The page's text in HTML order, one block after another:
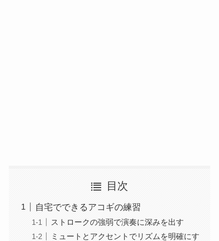
目次
自宅でできるアコギの練習
ストロークの強弱で演奏に深みを出す
ミュートとアクセントでリズムを明確にす